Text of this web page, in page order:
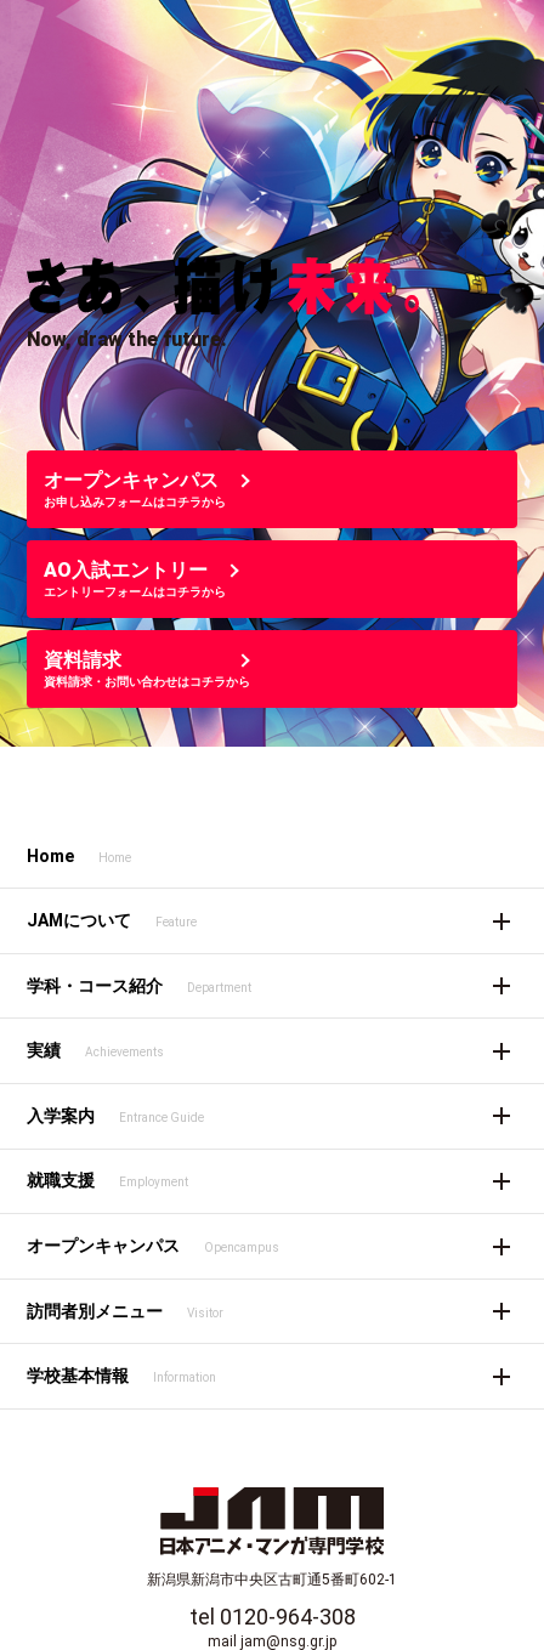
Now, draw the future.
オープンキャンパス
お申し込みフォームはコチラから
AO入試エントリー
エントリーフォームはコチラから
資料請求
資料請求・お問い合わせはコチラから
Home Home
JAMについて Feature
学科・コース紹介 Department
実績 Achievements
入学案内 Entrance Guide
就職支援 Employment
オープンキャンパス Opencampus
訪問者別メニュー Visitor
学校基本情報 Information
新潟県新潟市中央区古町通5番町602-1
tel 0120-964-308
mail jam@nsg.gr.jp